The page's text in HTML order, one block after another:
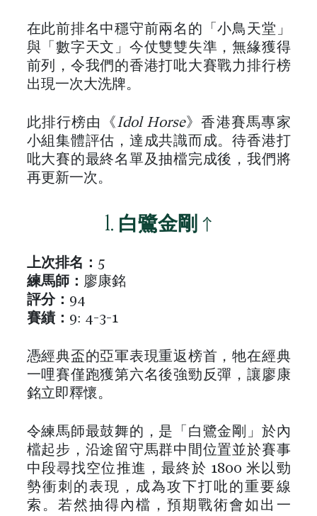
在此前排名中穩守前兩名的「小鳥天堂」
與「數字天文」今仗雙雙失準，無緣獲得
前列，令我們的香港打吡大賽戰力排行榜
出現一次大洗牌。
此排行榜由《 Idol Horse》香港賽馬專家
小組集體評估，達成共識而成。待香港打
吡大賽的最終名單及抽檔完成後，我們將
再更新一次。
1. 白鷺金剛↑
上次排名： 5
練馬師： 廖康銘
評分： 94
賽績： 9: 4-3-1
憑經典盃的亞軍表現重返榜首，牠在經典
一哩賽僅跑獲第六名後強勁反彈，讓廖康
銘立即釋懷。
令練馬師最鼓舞的，是「白鷺金剛」於內
檔起步，沿途留守馬群中間位置並於賽事
中段尋找空位推進，最終於 1800 米以勁
勢衝刺的表現，成為攻下打吡的重要線
索。若然抽得內檔，預期戰術會如出一